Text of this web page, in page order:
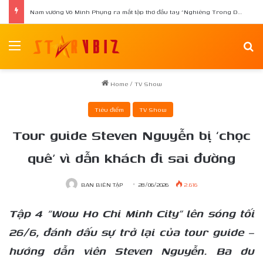
Nam vương Võ Minh Phụng ra mắt tập thơ đầu tay “Nghiêng Trong Dòng Suối”
Menu
Home / TV Show
Tiêu điểm TV Show
Tour guide Steven Nguyễn bị ‘chọc
quê’ vì dẫn khách đi sai đường
BAN BIÊN TẬP 28/06/2026 2.616
Tập 4 “Wow Ho Chi Minh City” lên sóng tối
26/6, đánh dấu sự trở lại của tour guide –
hướng dẫn viên Steven Nguyễn. Ba du